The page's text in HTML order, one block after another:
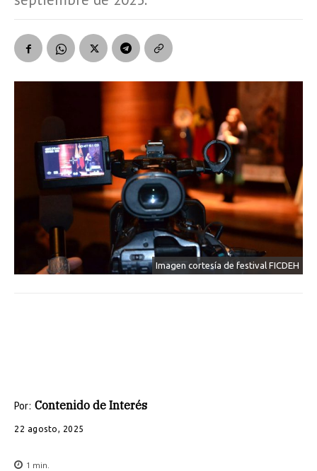
Imagen cortesía de festival FICDEH
Por: Contenido de Interés
22 agosto, 2025
1 min.